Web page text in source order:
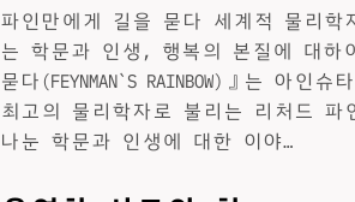
파인만에게 길을 묻다 세계적 물리학
는 학문과 인생, 행복의 본질에 대하
묻다(FEYNMAN`S RAINBOW)』는 아인
최고의 물리학자로 불리는 리처드 파
나눈 학문과 인생에 대한 이야…